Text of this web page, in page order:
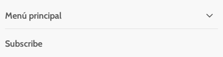
Menú principal
Inicio
Subscribe